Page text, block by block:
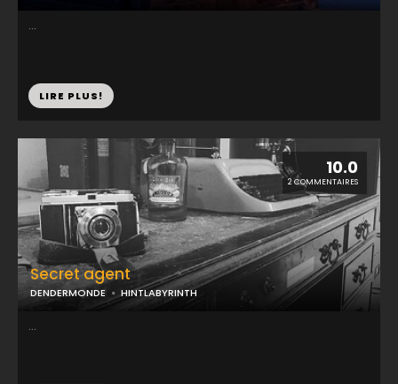
...
LIRE PLUS!
10.0
2 COMMENTAIRES
Secret agent
DENDERMONDE HINTLABYRINTH
...